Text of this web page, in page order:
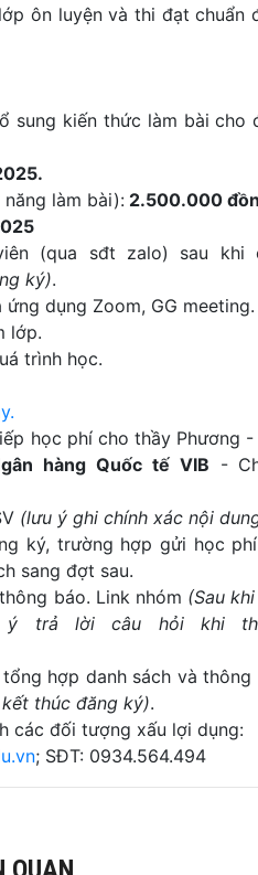
ôn luyện và thi đạt chuẩn
sung kiến thức làm bài cho
làm bài): 2.500.000
(qua sđt zalo) sau khi
ký).
dụng Zoom, GG meeting.
lớp.
trình học.
học phí cho thầy Phương -
hàng Quốc tế VIB -
(lưu ý ghi chính xác nội
ký, trường hợp gửi học
sang đợt sau.
báo. Link nhóm (Sau
trả lời câu hỏi khi
hợp danh sách và
thúc đăng ký).
các đối tượng xấu lợi dụng:
; SĐT: 0934.564.494